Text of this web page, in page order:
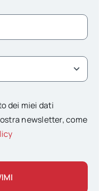
dei miei dati
newsletter, come